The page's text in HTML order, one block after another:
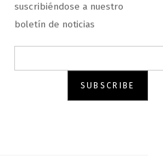
suscribiéndose a nuestro
boletín de noticias